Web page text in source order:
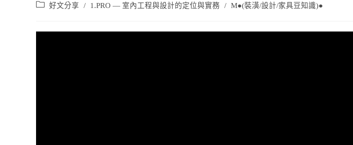
好文分享 / 1.PRO — 室內工程與設計的定位與實務 / M●(裝潢/設計/家具豆知識)●